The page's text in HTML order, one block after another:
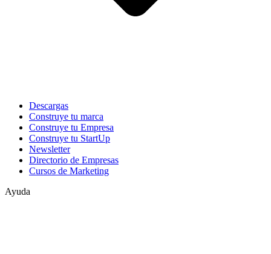
Descargas
Construye tu marca
Construye tu Empresa
Construye tu StartUp
Newsletter
Directorio de Empresas
Cursos de Marketing
Ayuda